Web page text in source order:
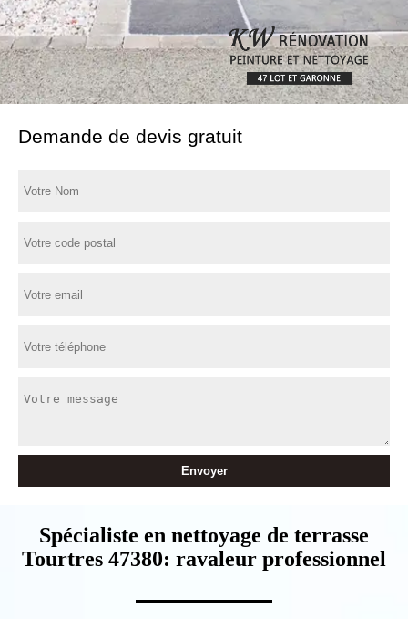
Demande de devis gratuit
Spécialiste en nettoyage de terrasse
Tourtres 47380: ravaleur professionnel